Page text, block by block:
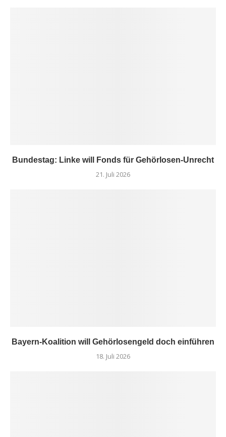
Bundestag: Linke will Fonds für Gehörlosen-Unrecht
21. Juli 2026
Bayern-Koalition will Gehörlosengeld doch einführen
18. Juli 2026